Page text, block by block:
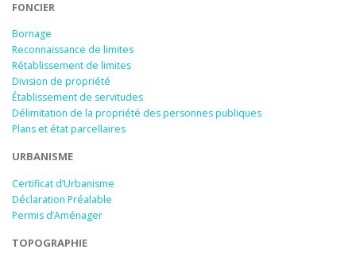
FONCIER
Bornage
Reconnaissance de limites
Rétablissement de limites
Division de propriété
Établissement de servitudes
Délimitation de la propriété des personnes publiques
Plans et état parcellaires
URBANISME
Certificat d’Urbanisme
Déclaration Préalable
Permis d’Aménager
TOPOGRAPHIE